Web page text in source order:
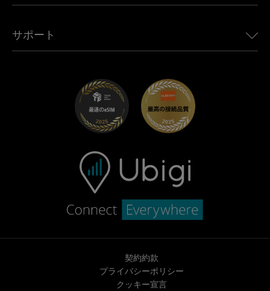
すべての目的地を見る
Mini向けUbigi
Maserati向けUbigi
Ubigiアプリ
アフェリエイトプログラム
サポート
トラブルシューティング
ヘルプセンター
お問い合わせ先
契約約款
プライバシーポリシー
クッキー宣言